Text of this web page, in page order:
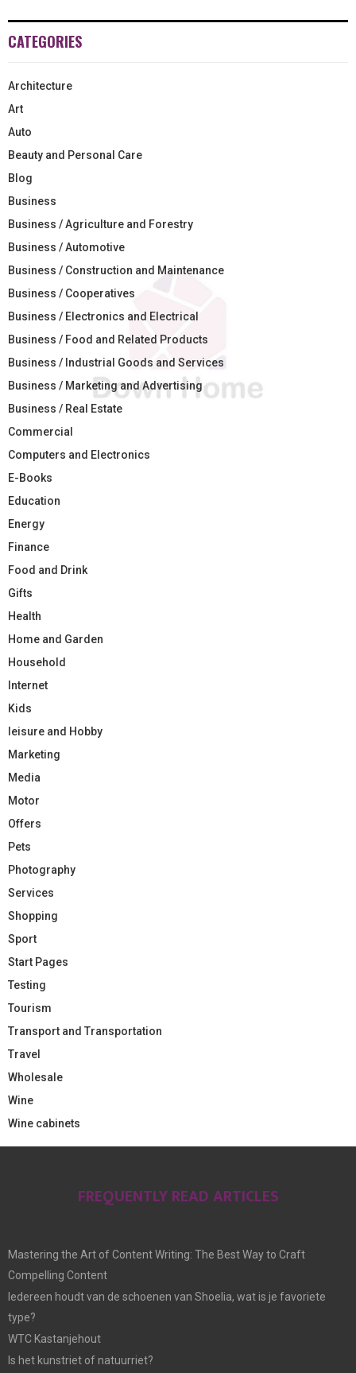
CATEGORIES
Architecture
Art
Auto
Beauty and Personal Care
Blog
Business
Business / Agriculture and Forestry
Business / Automotive
Business / Construction and Maintenance
Business / Cooperatives
Business / Electronics and Electrical
Business / Food and Related Products
Business / Industrial Goods and Services
Business / Marketing and Advertising
Business / Real Estate
Commercial
Computers and Electronics
E-Books
Education
Energy
Finance
Food and Drink
Gifts
Health
Home and Garden
Household
Internet
Kids
leisure and Hobby
Marketing
Media
Motor
Offers
Pets
Photography
Services
Shopping
Sport
Start Pages
Testing
Tourism
Transport and Transportation
Travel
Wholesale
Wine
Wine cabinets
FREQUENTLY READ ARTICLES
Mastering the Art of Content Writing: The Best Way to Craft
Compelling Content
Iedereen houdt van de schoenen van Shoelia, wat is je favoriete
type?
WTC Kastanjehout
Is het kunstriet of natuurriet?